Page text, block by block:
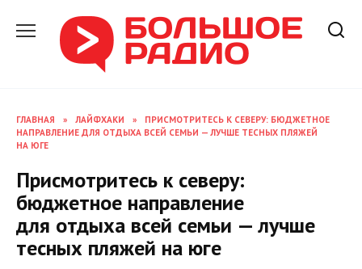
содержанию
ГЛАВНАЯ » ЛАЙФХАКИ »
ПРИСМОТРИТЕСЬ К СЕВЕРУ: БЮДЖЕТНОЕ
НАПРАВЛЕНИЕ ДЛЯ ОТДЫХА ВСЕЙ СЕМЬИ — ЛУЧШЕ ТЕСНЫХ ПЛЯЖЕЙ
НА ЮГЕ
Присмотритесь к северу:
бюджетное направление
для отдыха всей семьи — лучше
тесных пляжей на юге